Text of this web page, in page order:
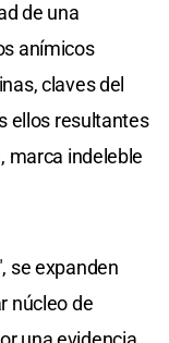
de una
anímicos
claves del
ellos resultantes
marca indeleble
se expanden
núcleo de